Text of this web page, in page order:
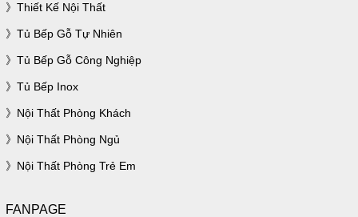
Thiết Kế Nội Thất
Tủ Bếp Gỗ Tự Nhiên
Tủ Bếp Gỗ Công Nghiệp
Tủ Bếp Inox
Nội Thất Phòng Khách
Nội Thất Phòng Ngủ
Nội Thất Phòng Trẻ Em
FANPAGE